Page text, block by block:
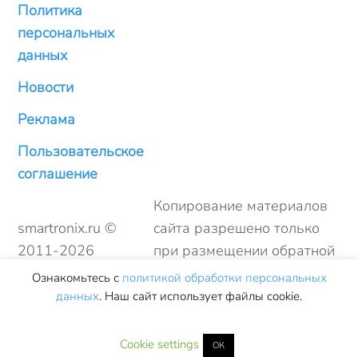
Политика
персональных
данных
Новости
Реклама
Пользовательское
соглашение
smartronix.ru ©
2011-2026
Копирование материалов
сайта разрешено только
при размещении обратной
ссылки
Ознакомьтесь с политикой обработки персональных
данных. Наш сайт использует файлы cookie.
Cookie settings ОК